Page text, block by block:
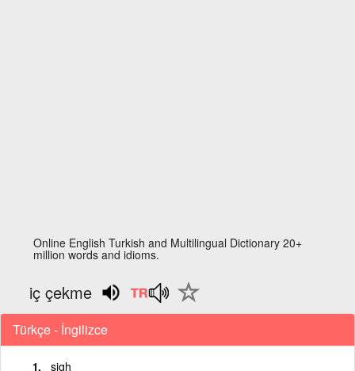
Online English Turkish and Multilingual Dictionary 20+
million words and idioms.
iç çekme
Türkçe - İngilizce
sigh